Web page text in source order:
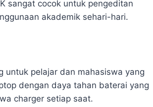
sangat cocok untuk pengeditan
akademik sehari-hari.
untuk pelajar dan mahasiswa yang
dengan daya tahan baterai yang
charger setiap saat.